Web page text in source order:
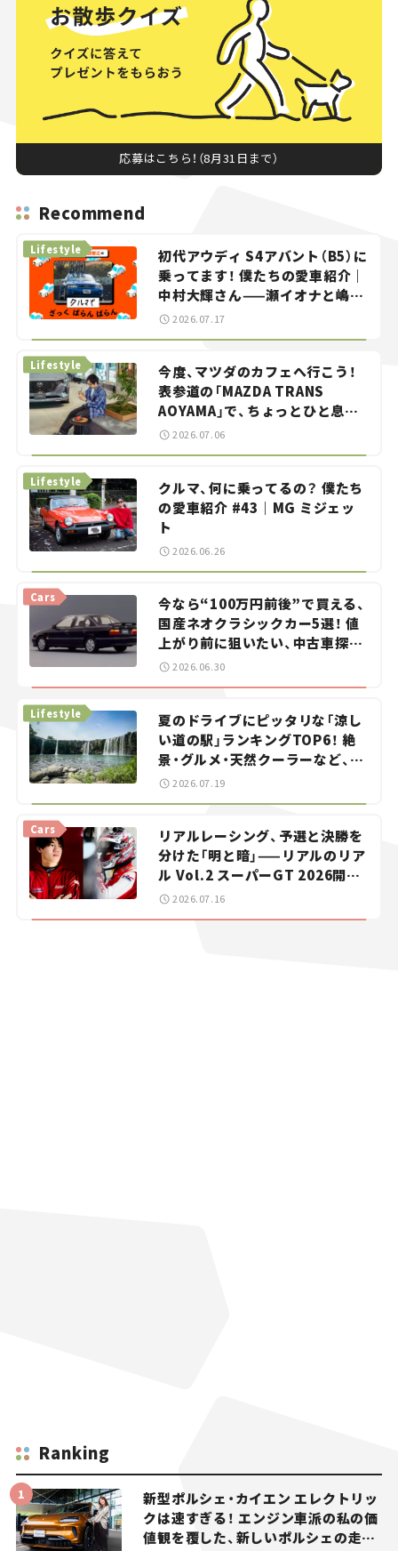
応募はこちら！（8月31日まで）
Recommend
初代アウディ S4アバント（B5）に
乗ってます！ 僕たちの愛車紹介｜
中村大輝さん——瀬イオナと嶋田
智之の「クルマでざっくばらんば
Lifestyle
2026.07.17
今度、マツダのカフェへ行こう！
表参道の「MAZDA TRANS
AOYAMA」で、ちょっとひと息。
——連載｜CCGとクルマでどうす
る？＜第13回＞
Lifestyle
2026.07.06
クルマ、何に乗ってるの？ 僕たち
の愛車紹介 #43｜MG ミジェッ
ト
Lifestyle
2026.06.26
今なら“100万円前後”で買える、
国産ネオクラシックカー5選！ 値
上がり前に狙いたい、中古車探し
をお手伝い――ちょっとイケてるマ
イカー選び #02
Cars
2026.06.30
夏のドライブにピッタリな「涼し
い道の駅」ランキングTOP6！ 絶
景・グルメ・天然クーラーなど、避
暑におすすめのスポットを紹介
Lifestyle
2026.07.19
リアルレーシング、予選と決勝を
分けた「明と暗」——リアルのリア
ル Vol.2 スーパーGT 2026開幕
戦 岡山国際サーキット
Cars
2026.07.16
Ranking
新型ポルシェ・カイエン エレクトリッ
クは速すぎる！ エンジン車派の私の価
値観を覆した、新しいポルシェの走